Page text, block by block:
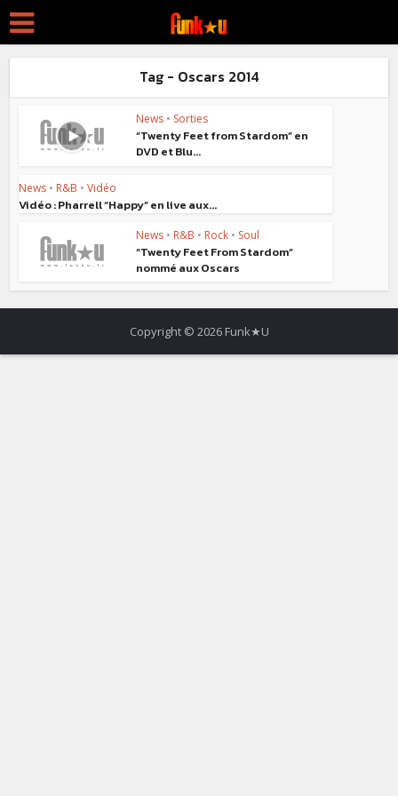
Tag - Oscars 2014
News • Sorties
“Twenty Feet from Stardom” en
DVD et Blu...
News • R&B • Vidéo
Vidéo : Pharrell “Happy” en live aux...
News • R&B • Rock • Soul
“Twenty Feet From Stardom”
nommé aux Oscars
Copyright © 2026 Funk★U